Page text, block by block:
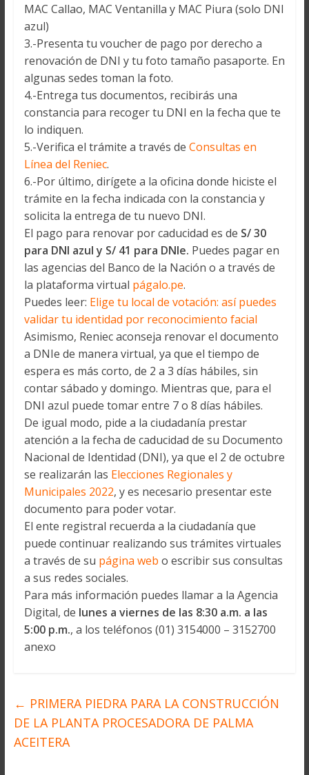
MAC Callao, MAC Ventanilla y MAC Piura (solo DNI
azul)
3.-Presenta tu voucher de pago por derecho a
renovación de DNI y tu foto tamaño pasaporte. En
algunas sedes toman la foto.
4.-Entrega tus documentos, recibirás una
constancia para recoger tu DNI en la fecha que te
lo indiquen.
5.-Verifica el trámite a través de Consultas en
Línea del Reniec.
6.-Por último, dirígete a la oficina donde hiciste el
trámite en la fecha indicada con la constancia y
solicita la entrega de tu nuevo DNI.
El pago para renovar por caducidad es de S/ 30
para DNI azul y S/ 41 para DNIe. Puedes pagar en
las agencias del Banco de la Nación o a través de
la plataforma virtual págalo.pe.
Puedes leer: Elige tu local de votación: así puedes
validar tu identidad por reconocimiento facial
Asimismo, Reniec aconseja renovar el documento
a DNIe de manera virtual, ya que el tiempo de
espera es más corto, de 2 a 3 días hábiles, sin
contar sábado y domingo. Mientras que, para el
DNI azul puede tomar entre 7 o 8 días hábiles.
De igual modo, pide a la ciudadanía prestar
atención a la fecha de caducidad de su Documento
Nacional de Identidad (DNI), ya que el 2 de octubre
se realizarán las Elecciones Regionales y
Municipales 2022, y es necesario presentar este
documento para poder votar.
El ente registral recuerda a la ciudadanía que
puede continuar realizando sus trámites virtuales
a través de su página web o escribir sus consultas
a sus redes sociales.
Para más información puedes llamar a la Agencia
Digital, de lunes a viernes de las 8:30 a.m. a las
5:00 p.m., a los teléfonos (01) 3154000 – 3152700
anexo
← PRIMERA PIEDRA PARA LA CONSTRUCCIÓN
DE LA PLANTA PROCESADORA DE PALMA
ACEITERA